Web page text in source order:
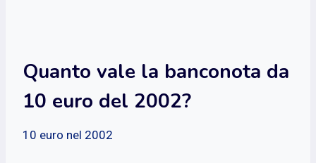
Quanto vale la banconota da
10 euro del 2002?
10 euro nel 2002